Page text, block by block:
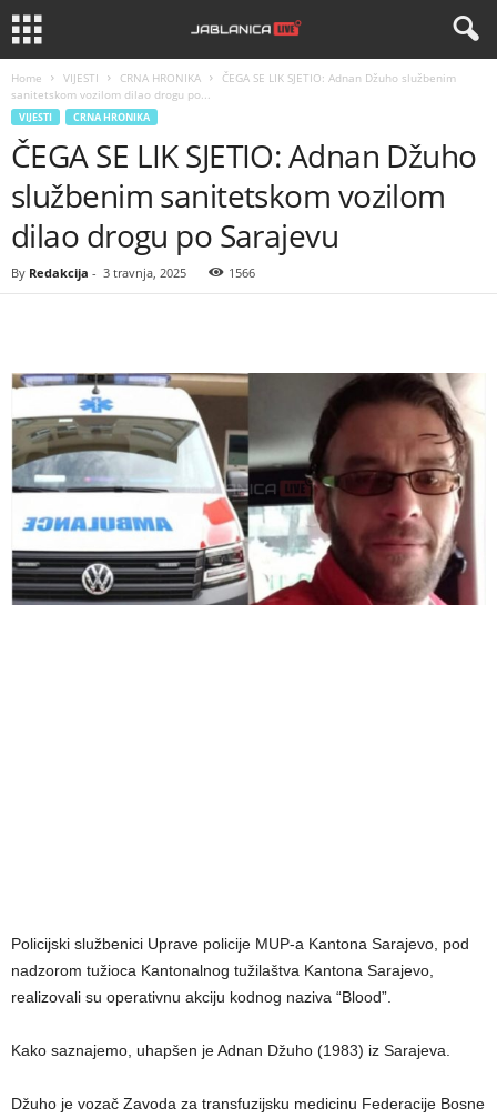
Home VIJESTI CRNA HRONIKA
ČEGA SE LIK SJETIO: Adnan Džuho službenim
sanitetskom vozilom dilao drogu po...
VIJESTI CRNA HRONIKA
ČEGA SE LIK SJETIO: Adnan Džuho
službenim sanitetskom vozilom
dilao drogu po Sarajevu
By Redakcija - 3 travnja, 2025 1566
Policijski službenici Uprave policije MUP-a Kantona Sarajevo, pod
nadzorom tužioca Kantonalnog tužilaštva Kantona Sarajevo,
realizovali su operativnu akciju kodnog naziva “Blood”.
Kako saznajemo, uhapšen je Adnan Džuho (1983) iz Sarajeva.
Džuho je vozač Zavoda za transfuzijsku medicinu Federacije Bosne